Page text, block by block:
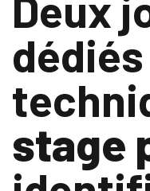
dédiés
stage